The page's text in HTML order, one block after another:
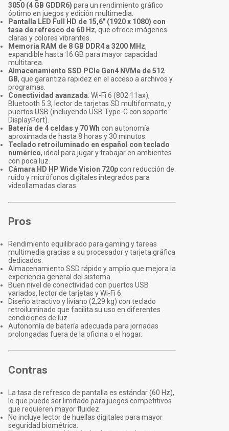
3050 (4 GB GDDR6) para un rendimiento gráfico
óptimo en juegos y edición multimedia.
Pantalla LED Full HD de 15,6" (1920 x 1080) con
tasa de refresco de 60 Hz, que ofrece imágenes
claras y colores vibrantes.
Memoria RAM de 8 GB DDR4 a 3200 MHz,
expandible hasta 16 GB para mayor capacidad
multitarea.
Almacenamiento SSD PCIe Gen4 NVMe de 512
GB, que garantiza rapidez en el acceso a archivos y
programas.
Conectividad avanzada: Wi-Fi 6 (802.11ax),
Bluetooth 5.3, lector de tarjetas SD multiformato, y
puertos USB (incluyendo USB Type-C con soporte
DisplayPort).
Batería de 4 celdas y 70 Wh con autonomía
aproximada de hasta 8 horas y 30 minutos.
Teclado retroiluminado en español con teclado
numérico, ideal para jugar y trabajar en ambientes
con poca luz.
Cámara HD HP Wide Vision 720pcon reducción de
ruido y micrófonos digitales integrados para
videollamadas claras.
Pros
Rendimiento equilibrado para gaming y tareas
multimedia gracias a su procesador y tarjeta gráfica
dedicados.
Almacenamiento SSD rápido y amplio que mejora la
experiencia general del sistema.
Buen nivel de conectividad con puertos USB
variados, lector de tarjetas y Wi-Fi 6.
Diseño atractivo y liviano (2,29 kg) con teclado
retroiluminado que facilita su uso en diferentes
condiciones de luz.
Autonomía de batería adecuada para jornadas
prolongadas fuera de la oficina o el hogar.
Contras
La tasa de refresco de pantalla es estándar (60 Hz),
lo que puede ser limitado para juegos competitivos
que requieren mayor fluidez.
No incluye lector de huellas digitales para mayor
seguridad biométrica.